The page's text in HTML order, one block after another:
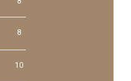
8
10